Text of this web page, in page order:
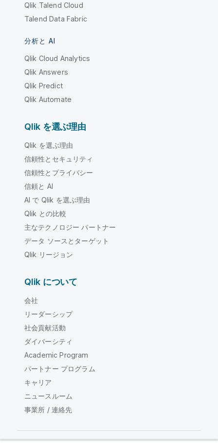
Qlik Talend Cloud
Talend Data Fabric
分析と AI
Qlik Cloud Analytics
Qlik Answers
Qlik Predict
Qlik Automate
Qlik を選ぶ理由
Qlik を選ぶ理由
信頼性とセキュリティ
信頼性とプライバシー
信頼と AI
AI で Qlik を選ぶ理由
Qlik との比較
主なテクノロジー パートナー
データ ソースとターゲット
Qlik リージョン
Qlik について
会社
リーダーシップ
社会貢献活動
ダイバーシティ
Academic Program
パートナー プログラム
キャリア
ニュースルーム
事業所 / 連絡先